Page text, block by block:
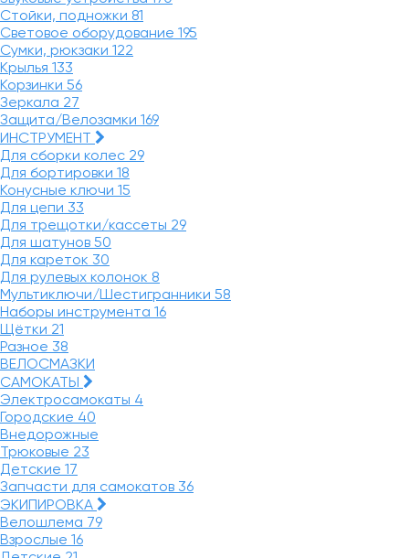
Стойки, подножки 81
Световое оборудование 195
Сумки, рюкзаки 122
Крылья 133
Корзинки 56
Зеркала 27
Защита/Велозамки 169
ИНСТРУМЕНТ
Для сборки колес 29
Для бортировки 18
Конусные ключи 15
Для цепи 33
Для трещотки/кассеты 29
Для шатунов 50
Для кареток 30
Для рулевых колонок 8
Мультиключи/Шестигранники 58
Наборы инструмента 16
Щётки 21
Разное 38
ВЕЛОСМАЗКИ
САМОКАТЫ
Электросамокаты 4
Городские 40
Внедорожные
Трюковые 23
Детские 17
Запчасти для самокатов 36
ЭКИПИРОВКА
Велошлема 79
Взрослые 16